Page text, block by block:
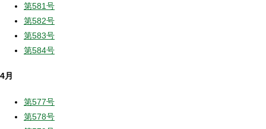
第581号
第582号
第583号
第584号
4月
第577号
第578号